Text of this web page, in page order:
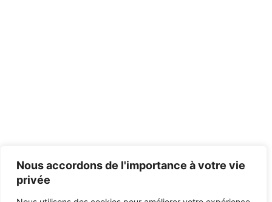
Nous accordons de l'importance à votre vie
privée